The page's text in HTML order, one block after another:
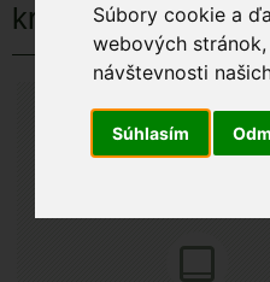
Súbory cookie a
webových
návštevnosti
Súhlasím
krátkonôžka štíhla